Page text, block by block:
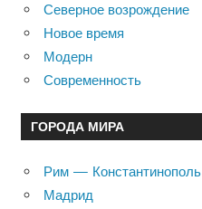
Северное возрождение
Новое время
Модерн
Современность
ГОРОДА МИРА
Рим —
Мадрид